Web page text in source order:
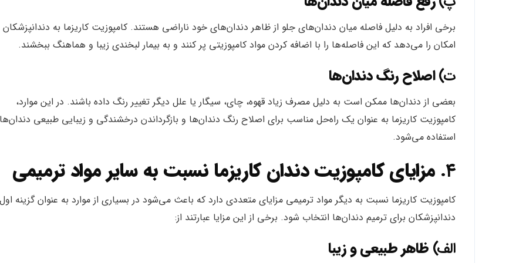
برخی افراد به دلیل فاصله میان دندان‌های جلو از ظاهر دندان‌های خود ناراضی هستند. کامپوزیت کاریزما به دندانپزشکان
امکان را می‌دهد که این فاصله‌ها را با اضافه کردن مواد کامپوزیتی پر کنند و به بیمار لبخندی زیبا و هماهنگ ببخشند.
ت)اصلاح رنگ دندان‌ها
بعضی از دندان‌ها ممکن است به دلیل مصرف زیاد قهوه، چای، سیگار یا علل دیگر تغییر رنگ داده باشند. در این موارد،
کامپوزیت کاریزما به عنوان یک راه‌حل مناسب برای اصلاح رنگ دندان‌ها و بازگرداندن درخشندگی و زیبایی طبیعی دندان‌ها
استفاده می‌شود.
۴. مزایای کامپوزیت دندان کاریزما نسبت به سایر مواد ترمیمی
کامپوزیت کاریزما نسبت به دیگر مواد ترمیمی مزایای متعددی دارد که باعث می‌شود در بسیاری از موارد به عنوان گزینه اول
دندانپزشکان برای ترمیم دندان‌ها انتخاب شود. برخی از این مزایا عبارتند از:
الف) ظاهر طبیعی و زیبا